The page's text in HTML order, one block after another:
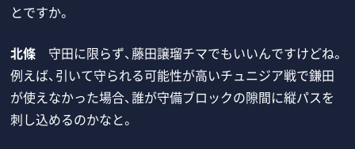
とですか。
北條 守田に限らず、藤田譲瑠チマでもいいんですけどね。
例えば、引いて守られる可能性が高いチュニジア戦で鎌田
が使えなかった場合、誰が守備ブロックの隙間に縦パスを
刺し込めるのかなと。